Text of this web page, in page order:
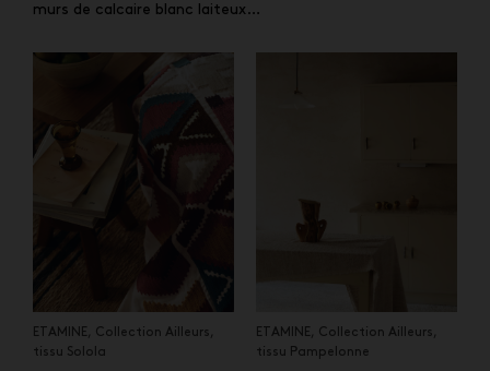
murs de calcaire blanc laiteux…
ETAMINE, Collection Ailleurs,
tissu Solola
ETAMINE, Collection Ailleurs,
tissu Pampelonne